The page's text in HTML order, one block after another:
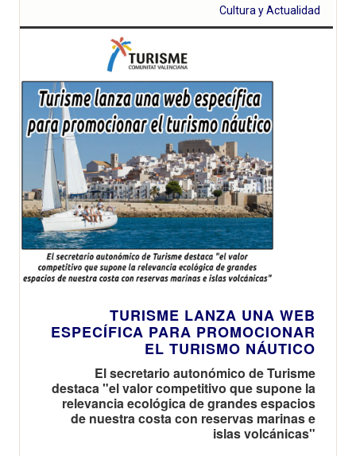
Cultura y Actualidad
TURISME LANZA UNA WEB
ESPECÍFICA PARA PROMOCIONAR
EL TURISMO NÁUTICO
El secretario autonómico de Turisme
destaca "el valor competitivo que supone la
relevancia ecológica de grandes espacios
de nuestra costa con reservas marinas e
islas volcánicas"